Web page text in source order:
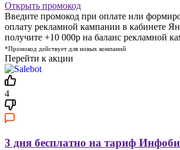
Открыть промокод
Введите промокод при оплате или
оплату рекламной кампании в кабинете
получите +10 000р на баланс рекламной
*Промокод действует для новых компаний
Перейти к акции
4
3 дня бесплатно на тариф